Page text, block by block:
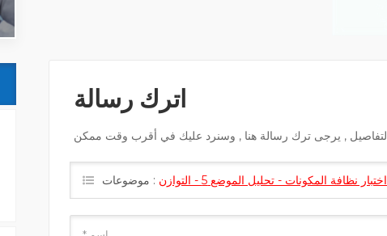
اترك رسالة
موضوعات : اختبار نظافة المكونات - تحليل الموضع 5 - التوازن